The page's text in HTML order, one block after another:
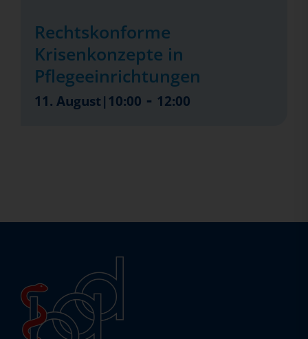
Rechtskonforme
Krisenkonzepte in
Pflegeeinrichtungen
11. August|10:00 - 12:00